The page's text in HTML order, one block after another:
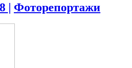
| Фоторепортажи